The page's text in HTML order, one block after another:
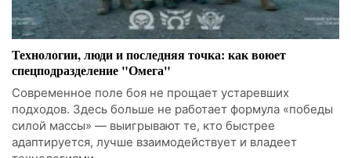
Технологии, люди и последняя точка: как воюет
спецподразделение "Омега"
Современное поле боя не прощает устаревших
подходов. Здесь больше не работает формула «победы
силой массы» — выигрывают те, кто быстрее
адаптируется, лучше взаимодействует и владеет